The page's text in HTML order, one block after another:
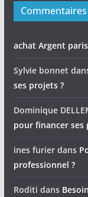
Commentaires
achat Argent paris
Sylvie bonnet
ses projets ?
Dominique
pour financer ses
ines furierdans
professionnel ?
Roditi dans